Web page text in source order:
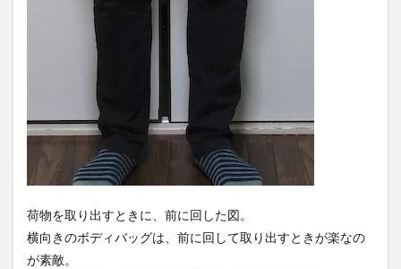
荷物を取り出すときに、前に回した図。
横向きのボディバッグは、前に回して取り出すときが楽なの
が素敵。